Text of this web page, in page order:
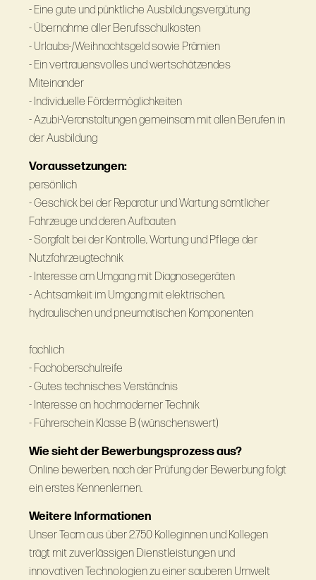
- Eine gute und pünktliche Ausbildungsvergütung
- Übernahme aller Berufsschulkosten
- Urlaubs-/Weihnachtsgeld sowie Prämien
- Ein vertrauensvolles und wertschätzendes
Miteinander
- Individuelle Fördermöglichkeiten
- Azubi-Veranstaltungen gemeinsam mit allen Berufen in
der Ausbildung
Voraussetzungen:
persönlich
- Geschick bei der Reparatur und Wartung sämtlicher
Fahrzeuge und deren Aufbauten
- Sorgfalt bei der Kontrolle, Wartung und Pflege der
Nutzfahrzeugtechnik
- Interesse am Umgang mit Diagnosegeräten
- Achtsamkeit im Umgang mit elektrischen,
hydraulischen und pneumatischen Komponenten
fachlich
- Fachoberschulreife
- Gutes technisches Verständnis
- Interesse an hochmoderner Technik
- Führerschein Klasse B (wünschenswert)
Wie sieht der Bewerbungsprozess aus?
Online bewerben, nach der Prüfung der Bewerbung folgt
ein erstes Kennenlernen.
Weitere Informationen
Unser Team aus über 2.750 Kolleginnen und Kollegen
trägt mit zuverlässigen Dienstleistungen und
innovativen Technologien zu einer sauberen Umwelt